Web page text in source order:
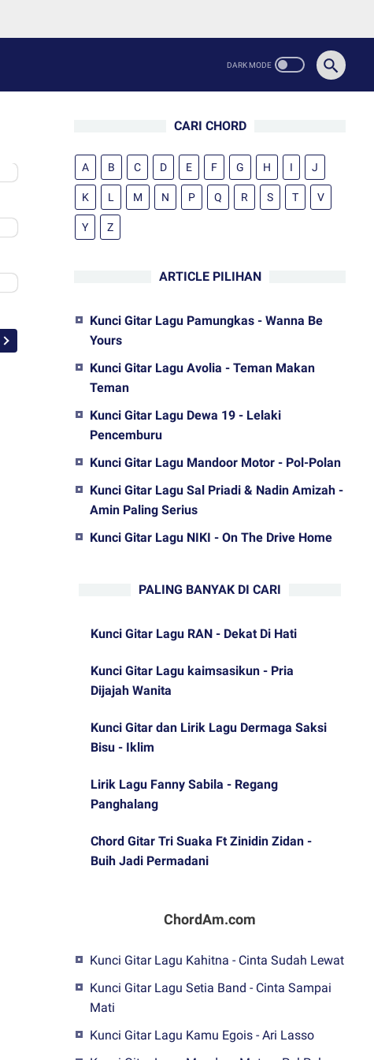
CARI CHORD
A B C D E F G H I J
K L M N P Q R S T V
Y Z
ARTICLE PILIHAN
Kunci Gitar Lagu Pamungkas - Wanna Be
Yours
Kunci Gitar Lagu Avolia - Teman Makan
Teman
Kunci Gitar Lagu Dewa 19 - Lelaki
Pencemburu
Kunci Gitar Lagu Mandoor Motor - Pol-Polan
Kunci Gitar Lagu Sal Priadi & Nadin Amizah -
Amin Paling Serius
Kunci Gitar Lagu NIKI - On The Drive Home
PALING BANYAK DI CARI
Kunci Gitar Lagu RAN - Dekat Di Hati
Kunci Gitar Lagu kaimsasikun - Pria
Dijajah Wanita
Kunci Gitar dan Lirik Lagu Dermaga Saksi
Bisu - Iklim
Lirik Lagu Fanny Sabila - Regang
Panghalang
Chord Gitar Tri Suaka Ft Zinidin Zidan -
Buih Jadi Permadani
ChordAm.com
Kunci Gitar Lagu Kahitna - Cinta Sudah Lewat
Kunci Gitar Lagu Setia Band - Cinta Sampai
Mati
Kunci Gitar Lagu Kamu Egois - Ari Lasso